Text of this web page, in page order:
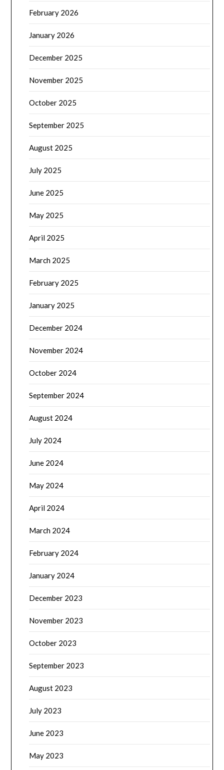
February 2026
January 2026
December 2025
November 2025
October 2025
September 2025
August 2025
July 2025
June 2025
May 2025
April 2025
March 2025
February 2025
January 2025
December 2024
November 2024
October 2024
September 2024
August 2024
July 2024
June 2024
May 2024
April 2024
March 2024
February 2024
January 2024
December 2023
November 2023
October 2023
September 2023
August 2023
July 2023
June 2023
May 2023